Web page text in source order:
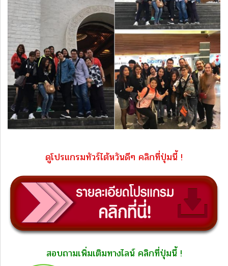
ดูโปรแกรมทัวร์ไต้หวันดีๆ คลิกที่ปุ่มนี้ !
สอบถามเพิ่มเติมทางไลน์ คลิกที่ปุ่มนี้ !